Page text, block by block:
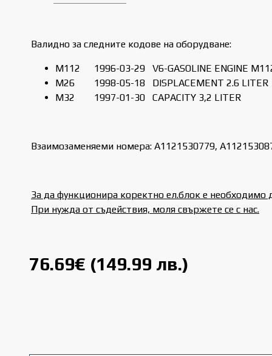
Валидно за следните кодове на оборудване:
M112 1996-03-29
V6-GASOLINE ENGINE
M26
1998-05-18
DISPLACEMENT 2.6 LITER
M32
1997-01-30 CAPACITY 3,2 LITER
Взаимозаменяеми номера: A1121530779,
За да функционира коректно ел.блок е
При нужда от съдействия, моля свържете се с нас.
76.69€ (149.99 лв.)